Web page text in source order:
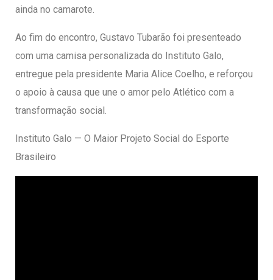
ainda no camarote.
Ao fim do encontro, Gustavo Tubarão foi presenteado
com uma camisa personalizada do Instituto Galo,
entregue pela presidente Maria Alice Coelho, e reforçou
o apoio à causa que une o amor pelo Atlético com a
transformação social.
Instituto Galo — O Maior Projeto Social do Esporte
Brasileiro